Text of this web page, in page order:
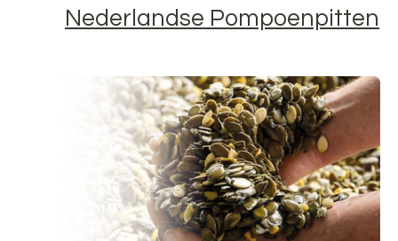
Nederlandse Pompoenpitten